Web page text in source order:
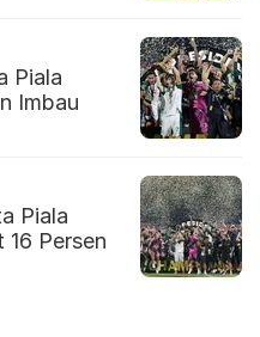
Piala
Imbau
Piala
Persen